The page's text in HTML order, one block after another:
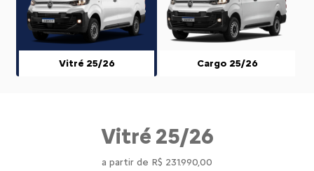
Vitré 25/26 Cargo 25/26
Vitré 25/26
a partir de R$ 231.990,00